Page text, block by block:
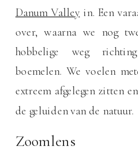
Danum Valleyin. Een
over, waarna we nog
hobbelige weg
boemelen. We voelen
extreem afgelegen zitten
de geluiden van de natuur.
Zoomlens